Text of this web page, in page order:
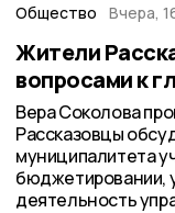
Общество Вчера,
Жители
вопросами к
Вера Соколова
Рассказовцы
муниципалитета
бюджетировании,
деятельность